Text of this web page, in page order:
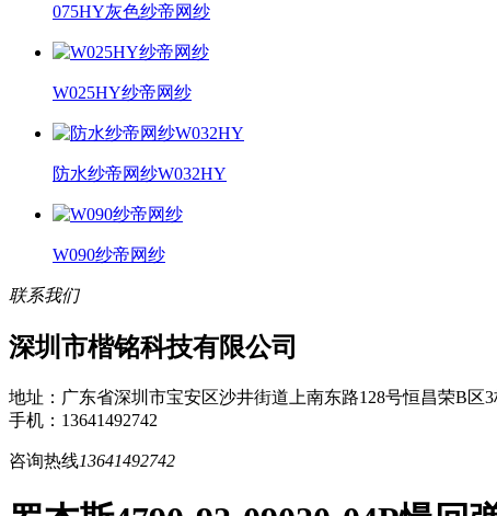
075HY灰色纱帝网纱
W025HY纱帝网纱
防水纱帝网纱W032HY
W090纱帝网纱
联系我们
深圳市楷铭科技有限公司
地址：广东省深圳市宝安区沙井街道上南东路128号恒昌荣B区3
手机：13641492742
咨询热线13641492742